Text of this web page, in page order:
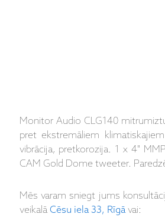
Monitor Audio CLG140
pret ekstremāliem
vibrācija, pretkorozija. 1 x 4"
CAM Gold Dome tweeter.
Mēs varam sniegt jums
veikalāCēsu iela 33, Rīgāvai: